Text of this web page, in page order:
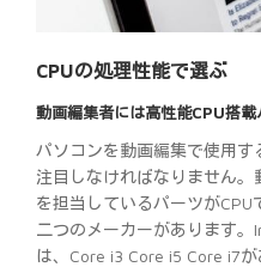
CPUの処理性能で選ぶ
動画編集者には高性能CPU搭載
パソコンを動画編集で使用す
注目しなければなりません
を担当しているパーツがCPU
二つのメーカーがあります。
は、Core i3 Core i5 Core i7が